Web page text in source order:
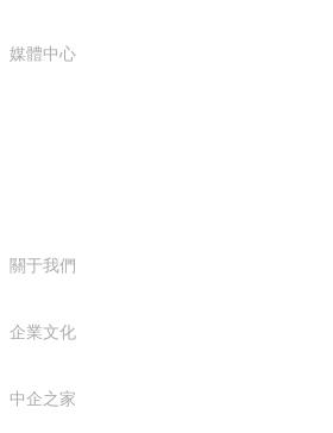
媒體中心
關于我們
企業文化
中企之家